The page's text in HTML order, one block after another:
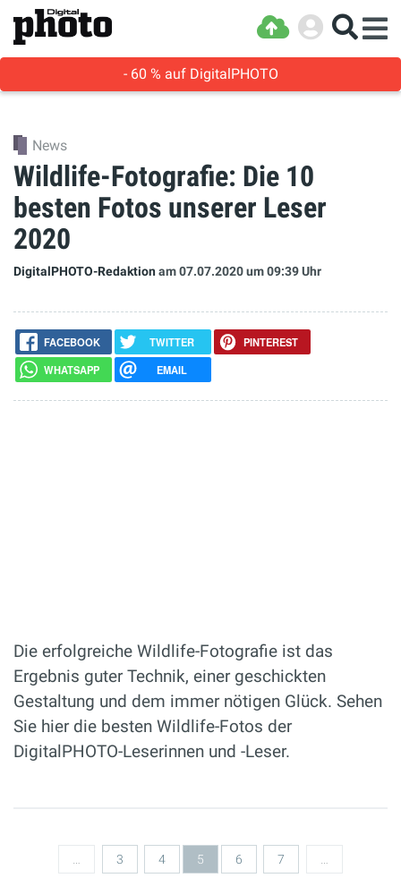
- 60 % auf DigitalPHOTO
News
Wildlife-Fotografie: Die 10
besten Fotos unserer Leser
2020
DigitalPHOTO-Redaktionam 07.07.2020um 09:39 Uhr
FACEBOOK TWITTER
PINTEREST
WHATSAPP
EMAIL
Die erfolgreiche Wildlife-Fotografie ist das
Ergebnis guter Technik, einer geschickten
Gestaltung und dem immer nötigen Glück. Sehen
Sie hier die besten Wildlife-Fotos der
DigitalPHOTO-Leserinnen und -Leser.
3 4 5 6 7